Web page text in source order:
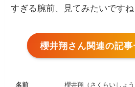
すぎる腕前、見てみたいですね
櫻井翔さん関連の記
名前
櫻井翔（さくらいしょう